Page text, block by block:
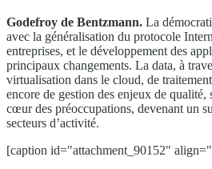
Godefroy de Bentzmann. La
avec la généralisation du protocole
entreprises, et le développement des
principaux changements. La data, à
virtualisation dans le cloud, de
encore de gestion des enjeux de qualité,
cœur des préoccupations, devenant un
secteurs d’activité.
[caption id="attachment_90152"